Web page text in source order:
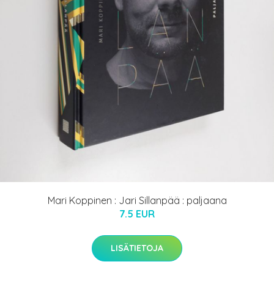
Mari Koppinen : Jari Sillanpää : paljaana
7.5 EUR
LISÄTIETOJA